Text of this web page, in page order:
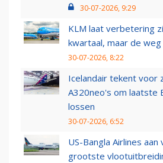
30-07-2026, 9:29
KLM laat verbetering
kwartaal, maar de
30-07-2026, 8:22
Icelandair tekent voor
A320neo's om laatste
lossen
30-07-2026, 6:52
US-Bangla Airlines
grootste